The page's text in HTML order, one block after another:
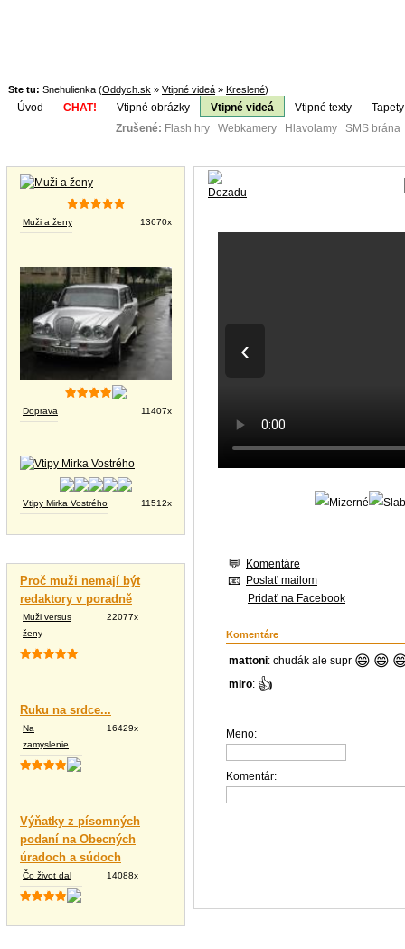
Ste tu: Snehulienka (Oddych.sk » Vtipné videá » Kreslené)
Úvod CHAT! Vtipné obrázky Vtipné videá Vtipné texty
Zrušené: Flash hry Webkamery Hlavolamy SMS
Muži a ženy 13670x
Doprava 11407x
Vtipy Mirka Vostrého 11512x
Proč muži nemají být
redaktory v poradně
Muži versus
ženy
22077x
Ruku na srdce...
Na
zamyslenie
16429x
Výňatky z písomných
podaní na Obecných
úradoch a súdoch
Čo život dal 14088x
‹
Komentáre
Poslať mailom
Pridať na Facebook
Komentáre
mattoni: chudák ale supr 😄 😄
miro: 👍
Meno:
Komentár: